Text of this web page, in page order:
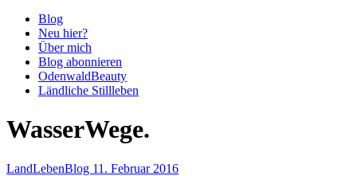
Blog
Neu hier?
Über mich
Blog abonnieren
OdenwaldBeauty
Ländliche Stillleben
WasserWege.
LandLebenBlog 11. Februar 2016